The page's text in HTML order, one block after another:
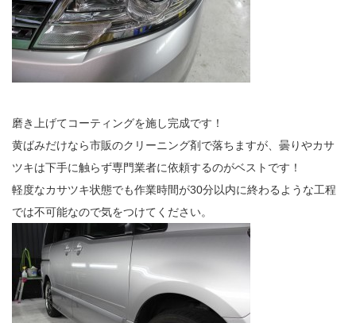
磨き上げてコーティングを施し完成です！
黄ばみだけなら市販のクリーニング剤で落ちますが、曇りやカサ
ツキは下手に触らず専門業者に依頼するのがベストです！
軽度なカサツキ状態でも作業時間が30分以内に終わるような工程
では不可能なので気をつけてください。